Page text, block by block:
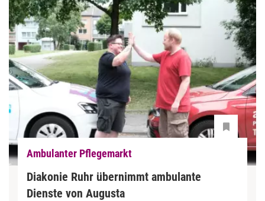
Ambulanter Pflegemarkt
Diakonie Ruhr übernimmt ambulante
Dienste von Augusta